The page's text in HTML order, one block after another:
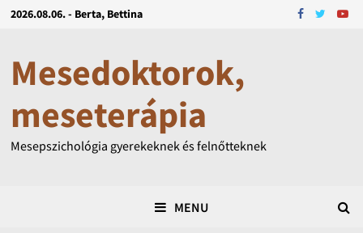
2026.08.06. - Berta, Bettina
Mesedoktorok,
meseterápia
Mesepszichológia gyerekeknek és felnőtteknek
MENU